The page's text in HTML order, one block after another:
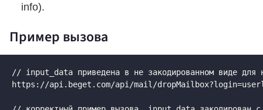
info).
Пример вызова
// input_data приведена в не закодированном виде для
https://api.beget.com/api/mail/